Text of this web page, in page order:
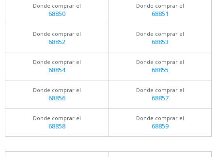
Donde comprar el
68850
Donde comprar el
68851
Donde comprar el
68852
Donde comprar el
68853
Donde comprar el
68854
Donde comprar el
68855
Donde comprar el
68856
Donde comprar el
68857
Donde comprar el
68858
Donde comprar el
68859